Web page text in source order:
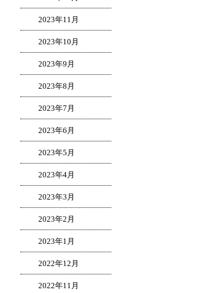
2023年11月
2023年10月
2023年9月
2023年8月
2023年7月
2023年6月
2023年5月
2023年4月
2023年3月
2023年2月
2023年1月
2022年12月
2022年11月